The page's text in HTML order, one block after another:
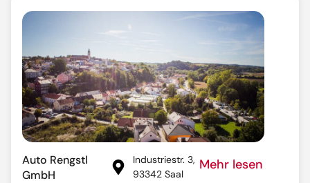
Auto Rengstl
GmbH
Industriestr. 3,
93342 Saal
Mehr lesen